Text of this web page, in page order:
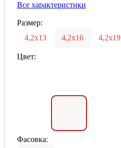
Все характеристики
Размер:
4,2х13
4,2х16 4,2х19
Цвет:
Фасовка: